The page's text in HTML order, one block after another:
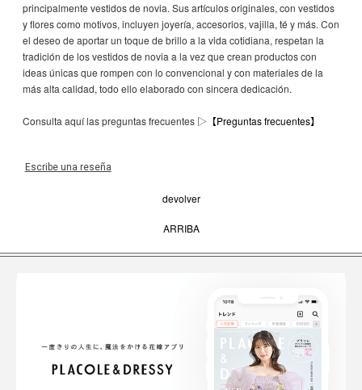
principalmente vestidos de novia. Sus artículos originales, con vestidos
y flores como motivos, incluyen joyería, accesorios, vajilla, té y más. Con
el deseo de aportar un toque de brillo a la vida cotidiana, respetan la
tradición de los vestidos de novia a la vez que crean productos con
ideas únicas que rompen con lo convencional y con materiales de la
más alta calidad, todo ello elaborado con sincera dedicación.
Consulta aquí las preguntas frecuentes ▷ 【Preguntas frecuentes】
Escribe una reseña
devolver
ARRIBA